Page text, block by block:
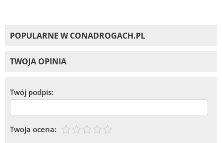
POPULARNE W CONADROGACH.PL
TWOJA OPINIA
Twój podpis:
Twoja ocena: